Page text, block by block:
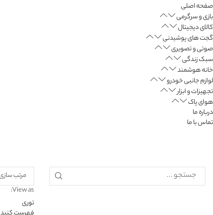
صفحه اصلی
بازی و سرگرمی
کالای دیجیتال
گجت های پوشیدنی
صوتی و تصویری
سبک زندگی
خانه هوشمند
لوازم جانبی خودرو
تجهیزات و ابزار
هوای پاک
درباره ما
تماس با ما
View as:
توری